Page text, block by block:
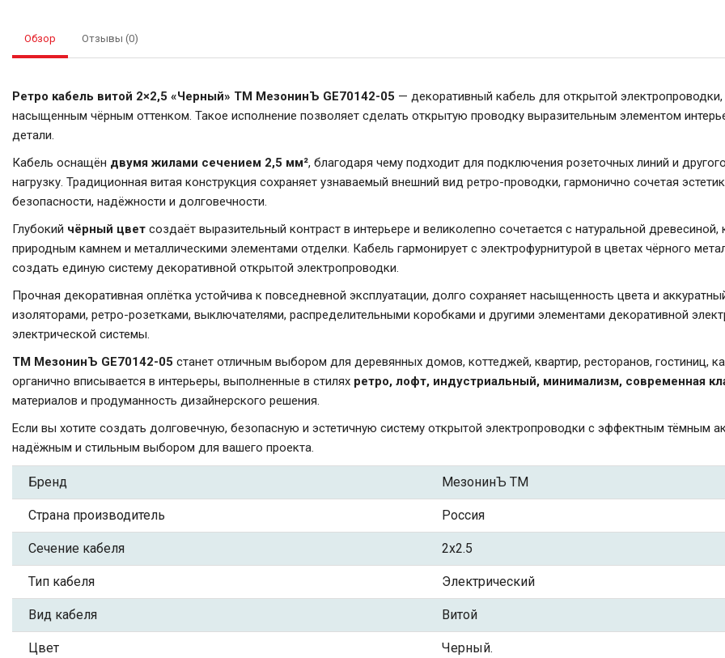
Обзор Отзывы (0)
Ретро кабель витой 2×2,5 «Черный» ТМ МезонинЪ GE70142-05 — декоративный кабель для открытой
насыщенным чёрным оттенком. Такое исполнение позволяет сделать открытую проводку выразительным элементом
детали.
Кабель оснащён двумя жилами сечением 2,5 мм², благодаря чему подходит для подключения розеточных линий и
нагрузку. Традиционная витая конструкция сохраняет узнаваемый внешний вид ретро-проводки, гармонично сочетая
безопасности, надёжности и долговечности.
Глубокий чёрный цвет создаёт выразительный контраст в интерьере и великолепно сочетается с натуральной
природным камнем и металлическими элементами отделки. Кабель гармонирует с электрофурнитурой в цветах чёрного
создать единую систему декоративной открытой электропроводки.
Прочная декоративная оплётка устойчива к повседневной эксплуатации, долго сохраняет насыщенность цвета и
изоляторами, ретро-розетками, выключателями, распределительными коробками и другими элементами декоративной
электрической системы.
ТМ МезонинЪ GE70142-05 станет отличным выбором для деревянных домов, коттеджей, квартир, ресторанов,
органично вписывается в интерьеры, выполненные в стилях ретро, лофт, индустриальный, минимализм, современная
материалов и продуманность дизайнерского решения.
Если вы хотите создать долговечную, безопасную и эстетичную систему открытой электропроводки с эффектным тёмным
надёжным и стильным выбором для вашего проекта.
Бренд МезонинЪ ТМ
Страна производитель Россия
Сечение кабеля 2x2.5
Тип кабеля Электрический
Вид кабеля Витой
Цвет Черный.